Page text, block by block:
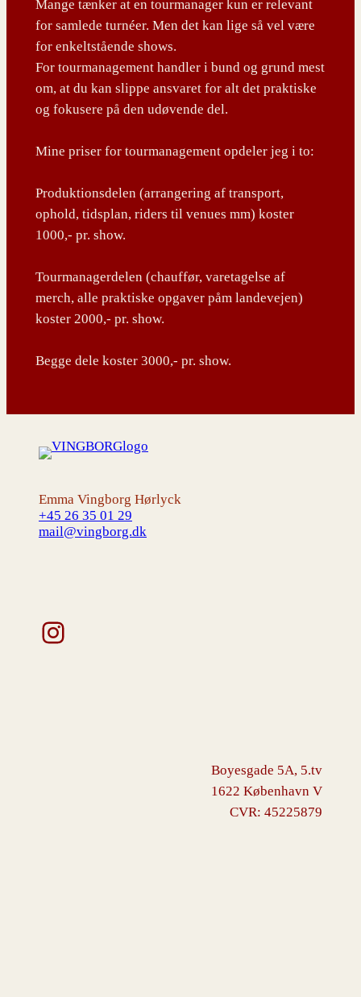
Mange tænker at en tourmanager kun er relevant
for samlede turnéer. Men det kan lige så vel være
for enkeltstående shows.
For tourmanagement handler i bund og grund mest
om, at du kan slippe ansvaret for alt det praktiske
og fokusere på den udøvende del.
Mine priser for tourmanagement opdeler jeg i to:
Produktionsdelen (arrangering af transport,
ophold, tidsplan, riders til venues mm) koster
1000,- pr. show.
Tourmanagerdelen (chauffør, varetagelse af
merch, alle praktiske opgaver påm landevejen)
koster 2000,- pr. show.
Begge dele koster 3000,- pr. show.
Emma Vingborg Hørlyck
+45 26 35 01 29
mail@vingborg.dk
Instagram
Boyesgade 5A, 5.tv
1622 København V
CVR: 45225879